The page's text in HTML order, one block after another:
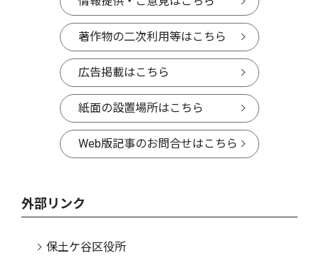
著作物の二次利用等はこちら
広告掲載はこちら
紙面の設置場所はこちら
Web版記事のお問合せはこちら
外部リンク
保土ケ谷区役所